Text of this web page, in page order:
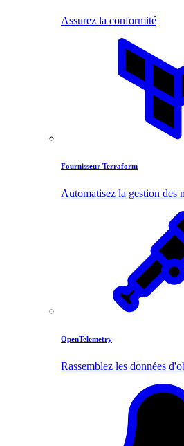
Assurez la conformité
Fournisseur Terraform
Automatisez la gestion des
OpenTelemetry
Rassemblez les données